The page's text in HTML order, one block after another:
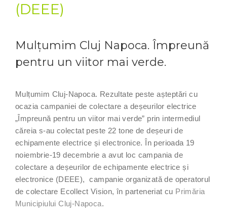
(DEEE)
Mulțumim Cluj Napoca. Împreună
pentru un viitor mai verde.
Mulțumim Cluj-Napoca. Rezultate peste așteptări cu
ocazia campaniei de colectare a deșeurilor electrice
„Împreună pentru un viitor mai verde” prin intermediul
căreia s-au colectat peste 22 tone de deșeuri de
echipamente electrice și electronice. În perioada 19
noiembrie-19 decembrie a avut loc campania de
colectare a deșeurilor de echipamente electrice și
electronice (DEEE), campanie organizată de operatorul
de colectare Ecollect Vision, în parteneriat cu Primăria
Municipiului Cluj-Napoca.